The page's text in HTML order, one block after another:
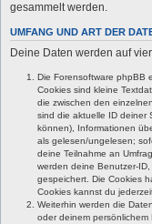
gesammelt werden.
UMFANG UND ART DER
Deine Daten werden auf
Die Forensoftware phpBB
Cookies sind kleine
die zwischen den
sind die aktuelle ID deiner
können), Informationen
als gelesen/ungelesen;
deine Teilnahme an
werden deine Benutzer-
gespeichert. Die Cookies
Cookies kannst du
Weiterhin werden die
oder deinem